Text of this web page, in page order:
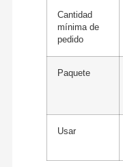
Cantidad
mínima de
pedido
Paquete
Usar